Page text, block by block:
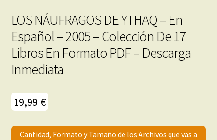
LOS NÁUFRAGOS DE YTHAQ – En
Español – 2005 – Colección De 17
Libros En Formato PDF – Descarga
Inmediata
19,99 €
Cantidad, Formato y Tamaño de los Archivos que vas a